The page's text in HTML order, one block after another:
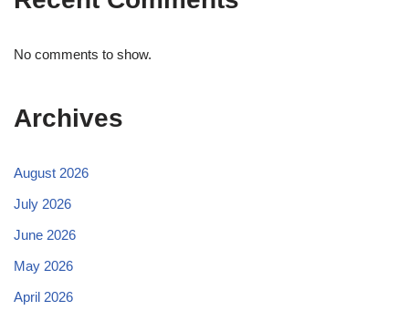
No comments to show.
Archives
August 2026
July 2026
June 2026
May 2026
April 2026